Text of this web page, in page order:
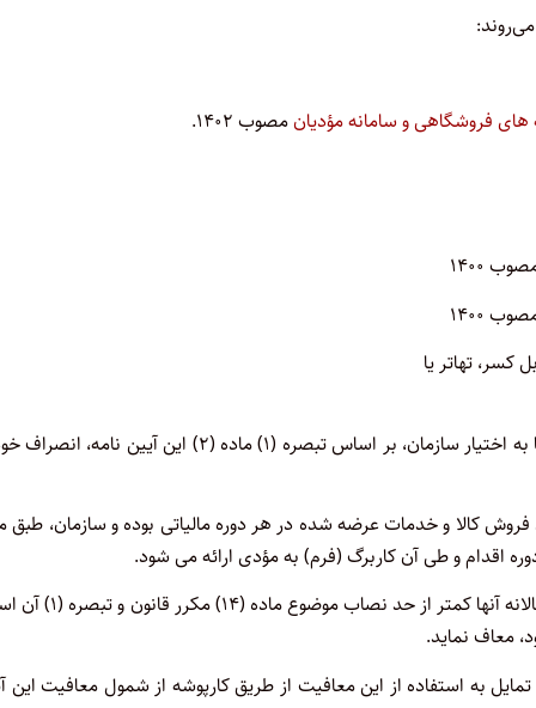
های فروشگاهی و سامانه مؤدیان مصوب ۱۴۰۲.
۱۴۰۰
۸- مؤدیان معاف: مؤدیان معاف از صدور صورتحساب الکترونیکی که بنا به اختیار سازمان، بر اساس تبصره (۱) ماده (۲) این آیین
شامل میزان فروش کالا و خدمات عرضه شده در هر دوره مالیاتی بوده و سازمان، طبق
ماده ۲- سازمان می‌تواند تمام یا بخشی از مؤدیان را که میزان فروش سالانه آنها کمتر
معاف نماید.
تمایل به استفاده از این معافیت از طریق کارپوشه از شمول معافیت این